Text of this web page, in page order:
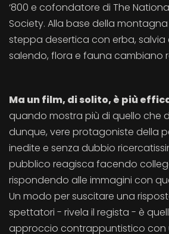
‘800 e cofondatore di The
Society. Alla base della
steppa desertica con erba, salvia
salendo, flora e fauna cambiano
Ma un film, di solito, è più
quando mostra più di quello che
dunque, vere protagoniste della
inedite e senza dubbio
pubblico reagisca facendo
rispondendo alle immagini con
Un modo per suscitare una
spettatori - rivela il regista - è
approccio contrappuntistico con